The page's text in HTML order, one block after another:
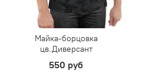
Майка-борцовка
цв.Диверсант
550 руб